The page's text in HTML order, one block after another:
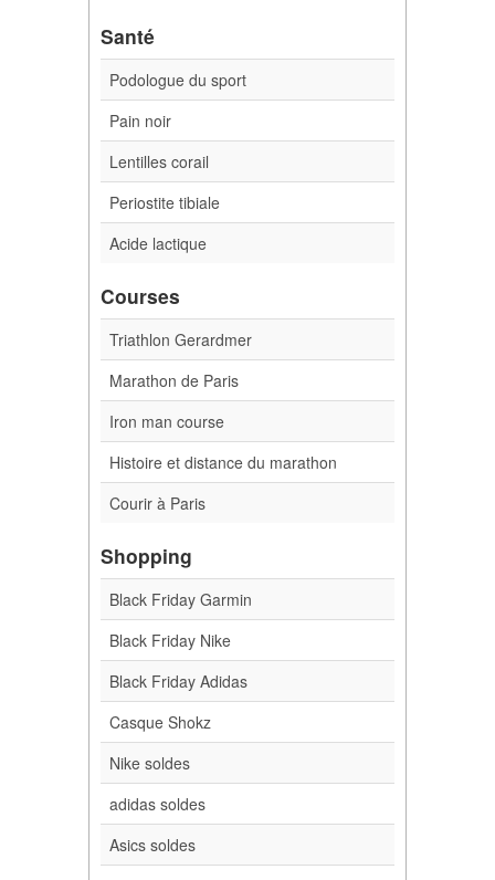
Santé
Podologue du sport
Pain noir
Lentilles corail
Periostite tibiale
Acide lactique
Courses
Triathlon Gerardmer
Marathon de Paris
Iron man course
Histoire et distance du marathon
Courir à Paris
Shopping
Black Friday Garmin
Black Friday Nike
Black Friday Adidas
Casque Shokz
Nike soldes
adidas soldes
Asics soldes